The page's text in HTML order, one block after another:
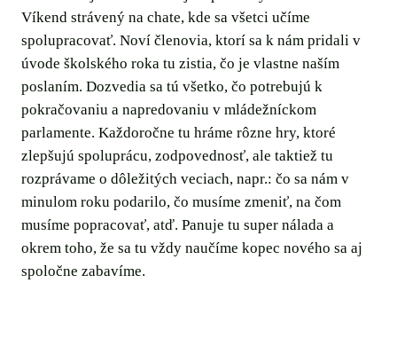
Víkend strávený na chate, kde sa všetci učíme
spolupracovať. Noví členovia, ktorí sa k nám pridali v
úvode školského roka tu zistia, čo je vlastne naším
poslaním. Dozvedia sa tú všetko, čo potrebujú k
pokračovaniu a napredovaniu v mládežníckom
parlamente. Každoročne tu hráme rôzne hry, ktoré
zlepšujú spoluprácu, zodpovednosť, ale taktiež tu
rozprávame o dôležitých veciach, napr.: čo sa nám v
minulom roku podarilo, čo musíme zmeniť, na čom
musíme popracovať, atď. Panuje tu super nálada a
okrem toho, že sa tu vždy naučíme kopec nového sa aj
spoločne zabavíme.